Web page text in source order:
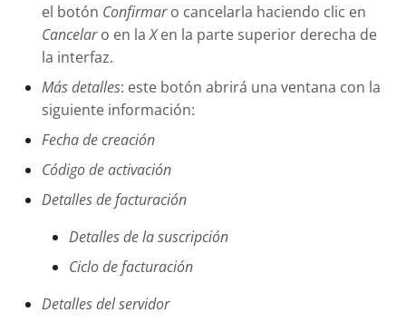
el botón Confirmaro cancelarla haciendo clic en
Cancelaro en laXen la parte superior derecha de
la interfaz.
Más detalles: este botón abrirá una ventana con la
siguiente información:
Fecha de creación
Código de activación
Detalles de facturación
Detalles de la suscripción
Ciclo de facturación
Detalles del servidor